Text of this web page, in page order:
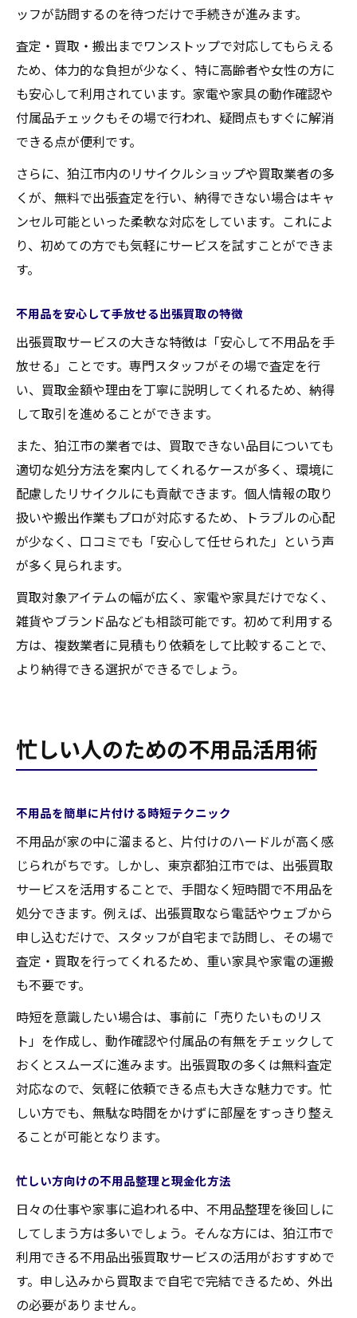
ッフが訪問するのを待つだけで手続きが進みます。
査定・買取・搬出までワンストップで対応してもらえる
ため、体力的な負担が少なく、特に高齢者や女性の方に
も安心して利用されています。家電や家具の動作確認や
付属品チェックもその場で行われ、疑問点もすぐに解消
できる点が便利です。
さらに、狛江市内のリサイクルショップや買取業者の多
くが、無料で出張査定を行い、納得できない場合はキャ
ンセル可能といった柔軟な対応をしています。これによ
り、初めての方でも気軽にサービスを試すことができま
す。
不用品を安心して手放せる出張買取の特徴
出張買取サービスの大きな特徴は「安心して不用品を手
放せる」ことです。専門スタッフがその場で査定を行
い、買取金額や理由を丁寧に説明してくれるため、納得
して取引を進めることができます。
また、狛江市の業者では、買取できない品目についても
適切な処分方法を案内してくれるケースが多く、環境に
配慮したリサイクルにも貢献できます。個人情報の取り
扱いや搬出作業もプロが対応するため、トラブルの心配
が少なく、口コミでも「安心して任せられた」という声
が多く見られます。
買取対象アイテムの幅が広く、家電や家具だけでなく、
雑貨やブランド品なども相談可能です。初めて利用する
方は、複数業者に見積もり依頼をして比較することで、
より納得できる選択ができるでしょう。
忙しい人のための不用品活用術
不用品を簡単に片付ける時短テクニック
不用品が家の中に溜まると、片付けのハードルが高く感
じられがちです。しかし、東京都狛江市では、出張買取
サービスを活用することで、手間なく短時間で不用品を
処分できます。例えば、出張買取なら電話やウェブから
申し込むだけで、スタッフが自宅まで訪問し、その場で
査定・買取を行ってくれるため、重い家具や家電の運搬
も不要です。
時短を意識したい場合は、事前に「売りたいものリス
ト」を作成し、動作確認や付属品の有無をチェックして
おくとスムーズに進みます。出張買取の多くは無料査定
対応なので、気軽に依頼できる点も大きな魅力です。忙
しい方でも、無駄な時間をかけずに部屋をすっきり整え
ることが可能となります。
忙しい方向けの不用品整理と現金化方法
日々の仕事や家事に追われる中、不用品整理を後回しに
してしまう方は多いでしょう。そんな方には、狛江市で
利用できる不用品出張買取サービスの活用がおすすめで
す。申し込みから買取まで自宅で完結できるため、外出
の必要がありません。